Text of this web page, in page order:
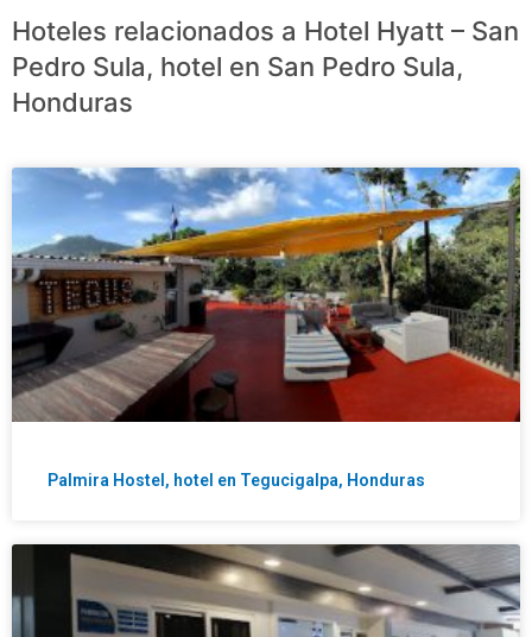
Hoteles relacionados a Hotel Hyatt – San
Pedro Sula, hotel en San Pedro Sula,
Honduras
Palmira Hostel, hotel en Tegucigalpa, Honduras